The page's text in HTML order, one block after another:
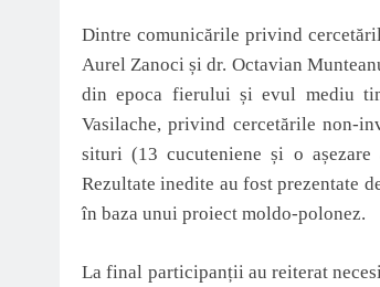
Dintre comunicările privind
Aurel Zanoci și dr. Octavian
din epoca fierului și evul mediu
Vasilache, privind cercetările non-
situri (13 cucuteniene și o
Rezultate inedite au fost prezentate
în baza unui proiect moldo-polonez.
La final participanții au reiterat